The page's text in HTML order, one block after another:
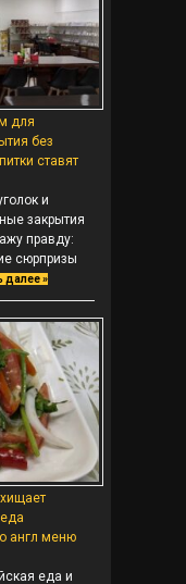
для
без
ставят
и
закрытия
правду:
сюрпризы
далее »
англ меню
еда и